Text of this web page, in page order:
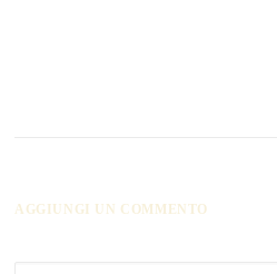
AGGIUNGI UN COMMENTO